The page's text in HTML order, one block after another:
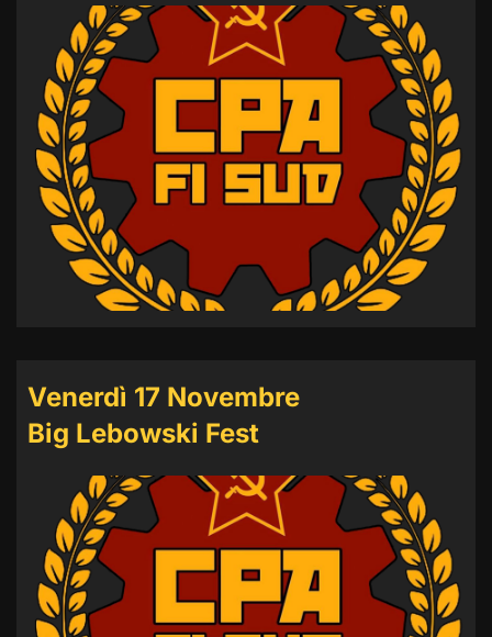
Venerdì 17 Novembre
Big Lebowski Fest